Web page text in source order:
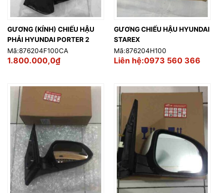
GƯƠNG (KÍNH) CHIẾU HẬU
PHẢI HYUNDAI PORTER 2
Mã:876204F100CA
1.800.000,0₫
GƯƠNG CHIẾU HẬU HYUNDAI
STAREX
Mã:876204H100
Liên hệ:0973 560 366